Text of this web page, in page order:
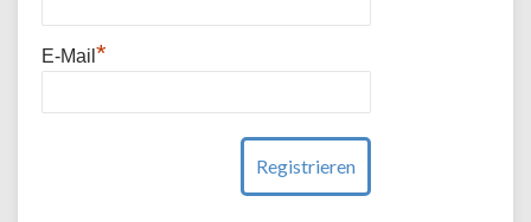
E-Mail *